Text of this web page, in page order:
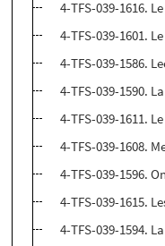
4-TFS-039-1616.
4-TFS-039-1601.
4-TFS-039-1586.
4-TFS-039-1590.
4-TFS-039-1611.
4-TFS-039-1608.
4-TFS-039-1596.
4-TFS-039-1615.
4-TFS-039-1594.